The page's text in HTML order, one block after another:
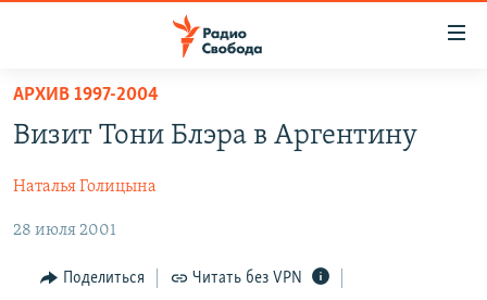
упрощенного
доступа
содержанию
Вернутся
АВТОРСКИЕ ПРОЕКТЫ
ЦИТАТЫ СВОБОДЫ
МНЕНИЯ
АРХИВ 1997-2004
Визит Тони Блэра в Аргентину
Наталья Голицына
28 июля 2001
Поделиться Читать без VPN